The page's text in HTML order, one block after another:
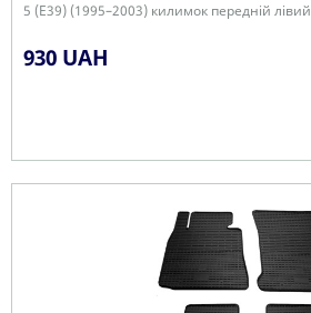
5 (E39) (1995–2003) килимок передній лівий
930 UAH